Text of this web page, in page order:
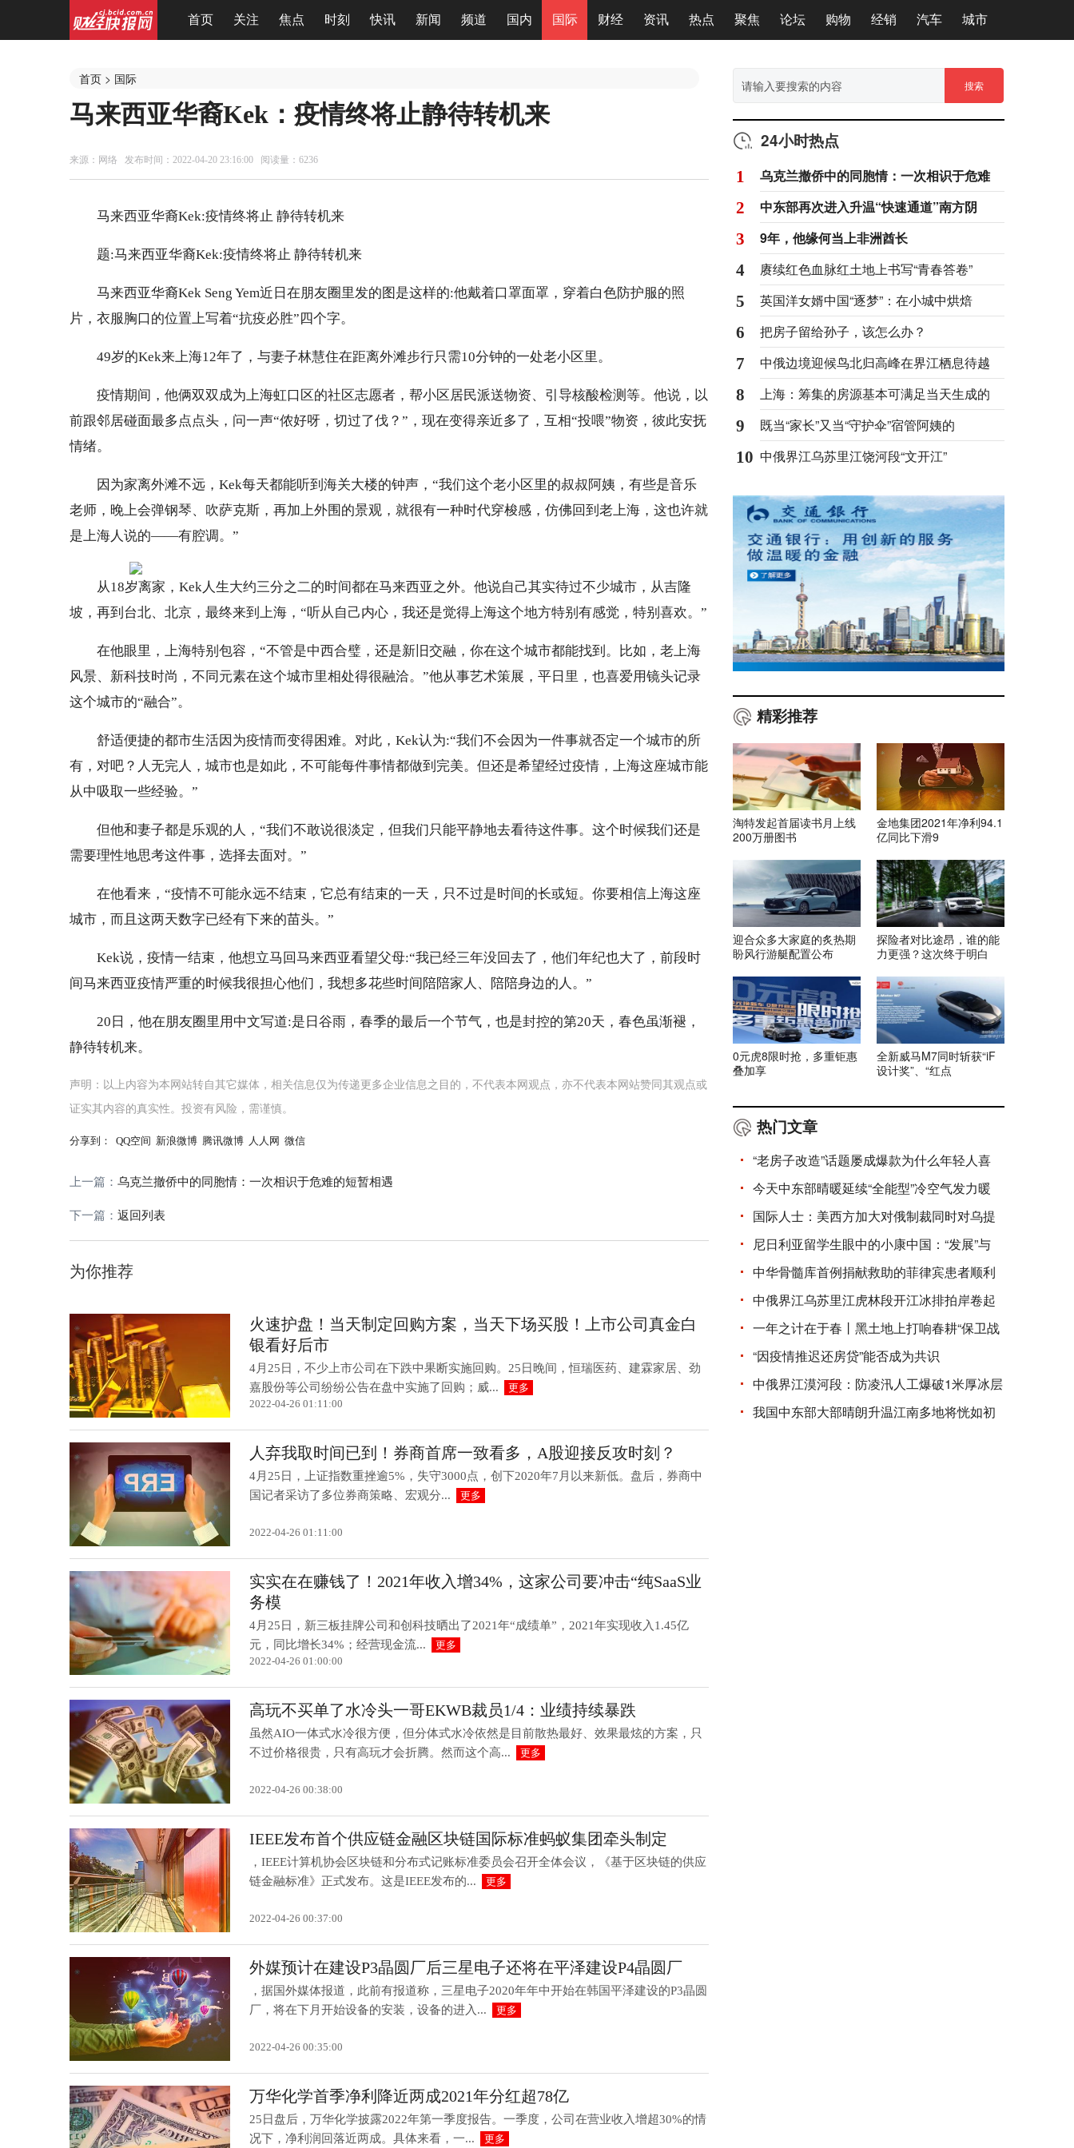
首页 关注 焦点 时刻 快讯 新闻 频道 国内 国际 财经 资讯 热点 聚焦 论坛 购物 经销 汽车 城市
首页 > 国际
马来西亚华裔Kek：疫情终将止静待转机来
来源： 网络 发布时间：2022-04-20 23:16:00 阅读量：6236
马来西亚华裔Kek:疫情终将止 静待转机来
题:马来西亚华裔Kek:疫情终将止 静待转机来
马来西亚华裔Kek Seng Yem近日在朋友圈里发的图是这样的:他戴着口罩面罩，穿着白色防护服的照
片，衣服胸口的位置上写着“抗疫必胜”四个字。
49岁的Kek来上海12年了，与妻子林慧住在距离外滩步行只需10分钟的一处老小区里。
疫情期间，他俩双双成为上海虹口区的社区志愿者，帮小区居民派送物资、引导核酸检测等。他说，以
前跟邻居碰面最多点点头，问一声“侬好呀，切过了伐？”，现在变得亲近多了，互相“投喂”物资，彼此安抚
情绪。
因为家离外滩不远，Kek每天都能听到海关大楼的钟声，“我们这个老小区里的叔叔阿姨，有些是音乐
老师，晚上会弹钢琴、吹萨克斯，再加上外围的景观，就很有一种时代穿梭感，仿佛回到老上海，这也许就
是上海人说的——有腔调。”
从18岁离家，Kek人生大约三分之二的时间都在马来西亚之外。他说自己其实待过不少城市，从吉隆
坡，再到台北、北京，最终来到上海，“听从自己内心，我还是觉得上海这个地方特别有感觉，特别喜欢。”
在他眼里，上海特别包容，“不管是中西合璧，还是新旧交融，你在这个城市都能找到。比如，老上海
风景、新科技时尚，不同元素在这个城市里相处得很融洽。”他从事艺术策展，平日里，也喜爱用镜头记录
这个城市的“融合”。
舒适便捷的都市生活因为疫情而变得困难。对此，Kek认为:“我们不会因为一件事就否定一个城市的所
有，对吧？人无完人，城市也是如此，不可能每件事情都做到完美。但还是希望经过疫情，上海这座城市能
从中吸取一些经验。”
但他和妻子都是乐观的人，“我们不敢说很淡定，但我们只能平静地去看待这件事。这个时候我们还是
需要理性地思考这件事，选择去面对。”
在他看来，“疫情不可能永远不结束，它总有结束的一天，只不过是时间的长或短。你要相信上海这座
城市，而且这两天数字已经有下来的苗头。”
Kek说，疫情一结束，他想立马回马来西亚看望父母:“我已经三年没回去了，他们年纪也大了，前段时
间马来西亚疫情严重的时候我很担心他们，我想多花些时间陪陪家人、陪陪身边的人。”
20日，他在朋友圈里用中文写道:是日谷雨，春季的最后一个节气，也是封控的第20天，春色虽渐褪，
静待转机来。
声明：以上内容为本网站转自其它媒体，相关信息仅为传递更多企业信息之目的，不代表本网观点，亦不代表本网站赞同其观点或
证实其内容的真实性。投资有风险，需谨慎。
分享到： QQ空间 新浪微博 腾讯微博 人人网 微信
上一篇： 乌克兰撤侨中的同胞情：一次相识于危难的短暂相遇
下一篇： 返回列表
为你推荐
火速护盘！当天制定回购方案，当天下场买股！上市公司真金白
银看好后市
4月25日，不少上市公司在下跌中果断实施回购。25日晚间，恒瑞医药、建霖家居、劲
嘉股份等公司纷纷公告在盘中实施了回购；威...
更多
2022-04-26 01:11:00
人弃我取时间已到！券商首席一致看多，A股迎接反攻时刻？
4月25日，上证指数重挫逾5%，失守3000点，创下2020年7月以来新低。盘后，券商中
国记者采访了多位券商策略、宏观分...
更多
2022-04-26 01:11:00
实实在在赚钱了！2021年收入增34%，这家公司要冲击“纯SaaS业
务模
4月25日，新三板挂牌公司和创科技晒出了2021年“成绩单”，2021年实现收入1.45亿
元，同比增长34%；经营现金流...
更多
2022-04-26 01:00:00
高玩不买单了水冷头一哥EKWB裁员1/4：业绩持续暴跌
虽然AIO一体式水冷很方便，但分体式水冷依然是目前散热最好、效果最炫的方案，只
不过价格很贵，只有高玩才会折腾。然而这个高...
更多
2022-04-26 00:38:00
IEEE发布首个供应链金融区块链国际标准蚂蚁集团牵头制定
，IEEE计算机协会区块链和分布式记账标准委员会召开全体会议，《基于区块链的供应
链金融标准》正式发布。这是IEEE发布的...
更多
2022-04-26 00:37:00
外媒预计在建设P3晶圆厂后三星电子还将在平泽建设P4晶圆厂
，据国外媒体报道，此前有报道称，三星电子2020年年中开始在韩国平泽建设的P3晶圆
厂，将在下月开始设备的安装，设备的进入...
更多
2022-04-26 00:35:00
万华化学首季净利降近两成2021年分红超78亿
25日盘后，万华化学披露2022年第一季度报告。一季度，公司在营业收入增超30%的情
况下，净利润回落近两成。具体来看，一...
更多
搜索
24小时热点
1 乌克兰撤侨中的同胞情：一次相识于危难
2 中东部再次进入升温“快速通道”南方阴
3 9年，他缘何当上非洲酋长
4 赓续红色血脉红土地上书写“青春答卷”
5 英国洋女婿中国“逐梦”：在小城中烘焙
6 把房子留给孙子，该怎么办？
7 中俄边境迎候鸟北归高峰在界江栖息待越
8 上海：筹集的房源基本可满足当天生成的
9 既当“家长”又当“守护伞”宿管阿姨的
10 中俄界江乌苏里江饶河段“文开江”
精彩推荐
淘特发起首届读书月上线
200万册图书
金地集团2021年净利94.1
亿同比下滑9
迎合众多大家庭的炙热期
盼风行游艇配置公布
探险者对比途昂，谁的能
力更强？这次终于明白
0元虎8限时抢，多重钜惠
叠加享
全新威马M7同时斩获“iF
设计奖”、“红点
热门文章
“老房子改造”话题屡成爆款为什么年轻人喜
今天中东部晴暖延续“全能型”冷空气发力暖
国际人士：美西方加大对俄制裁同时对乌提
供
尼日利亚留学生眼中的小康中国：“发展”与
中华骨髓库首例捐献救助的菲律宾患者顺利
出
中俄界江乌苏里江虎林段开江冰排拍岸卷起
千
一年之计在于春丨黑土地上打响春耕“保卫战
“因疫情推迟还房贷”能否成为共识
中俄界江漠河段：防凌汛人工爆破1米厚冰层
我国中东部大部晴朗升温江南多地将恍如初